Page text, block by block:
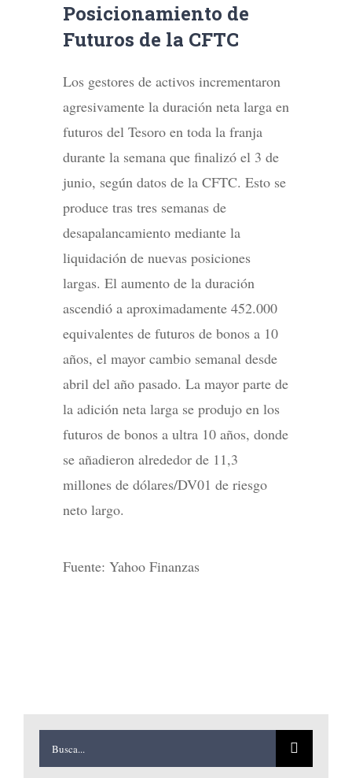
Posicionamiento de
Futuros de la CFTC
Los gestores de activos incrementaron
agresivamente la duración neta larga en
futuros del Tesoro en toda la franja
durante la semana que finalizó el 3 de
junio, según datos de la CFTC. Esto se
produce tras tres semanas de
desapalancamiento mediante la
liquidación de nuevas posiciones
largas. El aumento de la duración
ascendió a aproximadamente 452.000
equivalentes de futuros de bonos a 10
años, el mayor cambio semanal desde
abril del año pasado. La mayor parte de
la adición neta larga se produjo en los
futuros de bonos a ultra 10 años, donde
se añadieron alrededor de 11,3
millones de dólares/DV01 de riesgo
neto largo.
Fuente: Yahoo Finanzas
Buscar: